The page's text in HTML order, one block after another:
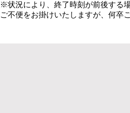
※状況により、終了時刻が前後する
ご不便をお掛けいたしますが、何卒